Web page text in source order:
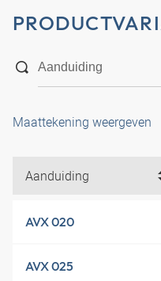
Maattekening weergeven
Aanduiding
AVX 020
AVX 025